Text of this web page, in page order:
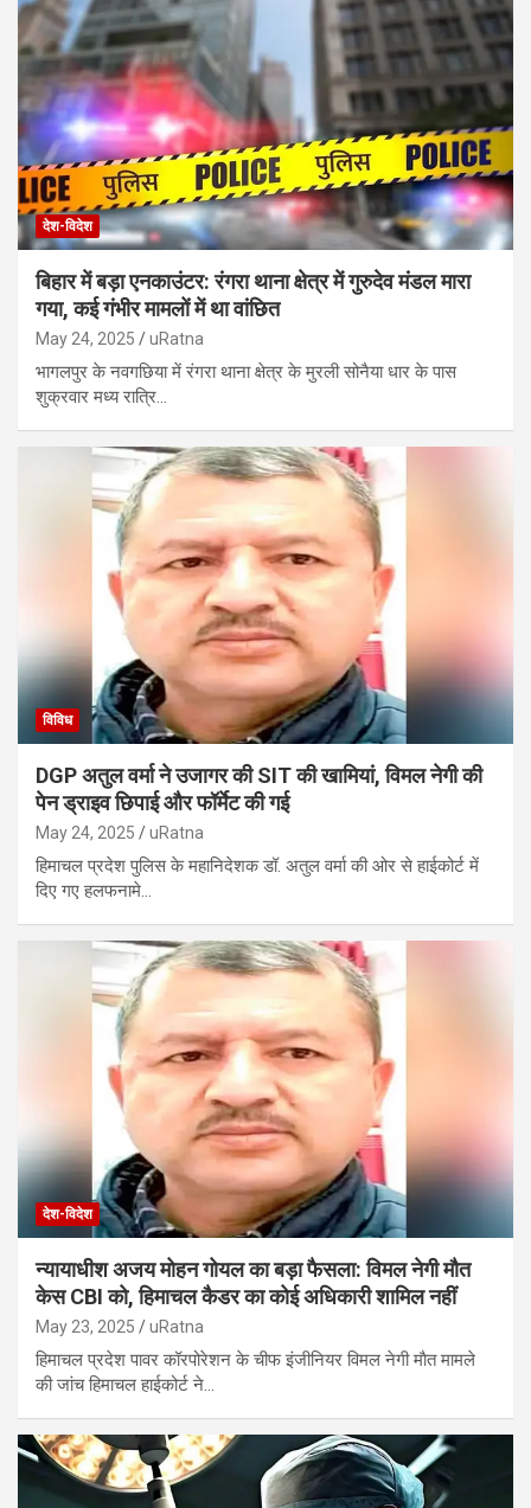
देश-विदेश
बिहार में बड़ा एनकाउंटर: रंगरा थाना क्षेत्र में गुरुदेव मंडल मारा
गया, कई गंभीर मामलों में था वांछित
May 24, 2025 uRatna
भागलपुर के नवगछिया में रंगरा थाना क्षेत्र के मुरली सोनैया धार के पास
शुक्रवार मध्य रात्रि…
विविध
DGP अतुल वर्मा ने उजागर की SIT की खामियां, विमल नेगी की
पेन ड्राइव छिपाई और फॉर्मेट की गई
May 24, 2025 uRatna
हिमाचल प्रदेश पुलिस के महानिदेशक डॉ. अतुल वर्मा की ओर से हाईकोर्ट में
दिए गए हलफनामे…
देश-विदेश
न्यायाधीश अजय मोहन गोयल का बड़ा फैसला: विमल नेगी मौत
केस CBI को, हिमाचल कैडर का कोई अधिकारी शामिल नहीं
May 23, 2025 uRatna
हिमाचल प्रदेश पावर कॉरपोरेशन के चीफ इंजीनियर विमल नेगी माैत मामले
की जांच हिमाचल हाईकोर्ट ने…